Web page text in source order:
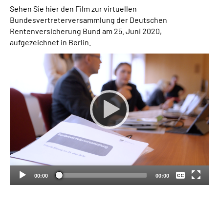
Über uns & Presse
Online-Services
Language
Inhalte in Gebärdensprache (DGS)
Leichte Sprache
Mein Kundenportal
Sehen Sie hier den Film zur virtuellen
Bundesvertreterversammlung der Deutschen
Rentenversicherung Bund am 25. Juni 2020,
aufgezeichnet in Berlin.
00:00 00:00